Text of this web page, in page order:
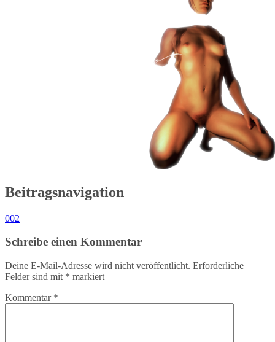
Beitragsnavigation
002
Schreibe einen Kommentar
Deine E-Mail-Adresse wird nicht veröffentlicht. Erforderliche
Felder sind mit * markiert
Kommentar *